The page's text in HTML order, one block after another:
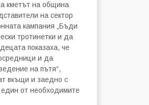
кметът на община
на сектор
кампания „Бъди
тротинетки и да
показаха, че
и да
на пътя“,
вкъщи и заедно с
един от необходимите